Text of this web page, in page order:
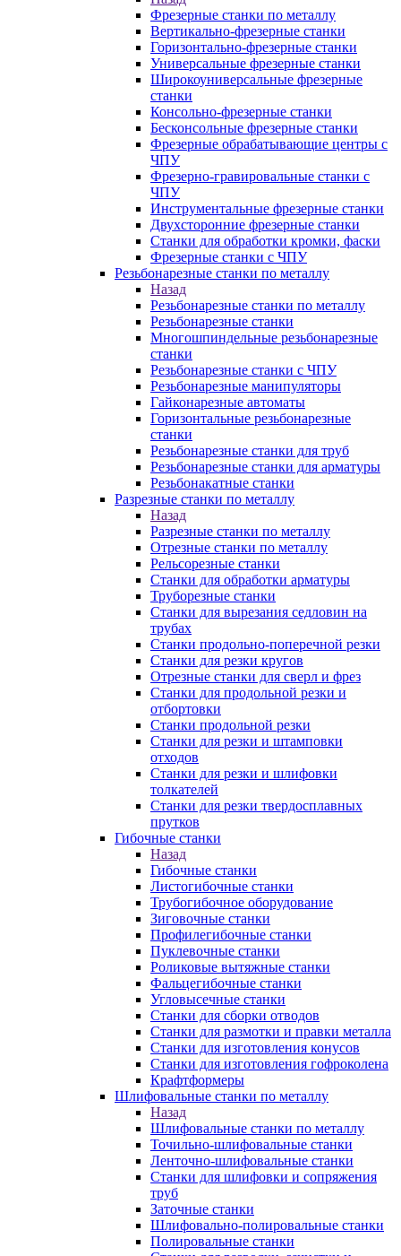
Фрезерные станки по металлу
Вертикально-фрезерные станки
Горизонтально-фрезерные станки
Универсальные фрезерные станки
Широкоуниверсальные фрезерные
станки
Консольно-фрезерные станки
Бесконсольные фрезерные станки
Фрезерные обрабатывающие центры с
ЧПУ
Фрезерно-гравировальные станки с
ЧПУ
Инструментальные фрезерные станки
Двухсторонние фрезерные станки
Станки для обработки кромки, фаски
Фрезерные станки с ЧПУ
Резьбонарезные станки по металлу
Назад
Резьбонарезные станки по металлу
Резьбонарезные станки
Многошпиндельные резьбонарезные
станки
Резьбонарезные станки с ЧПУ
Резьбонарезные манипуляторы
Гайконарезные автоматы
Горизонтальные резьбонарезные
станки
Резьбонарезные станки для труб
Резьбонарезные станки для арматуры
Резьбонакатные станки
Разрезные станки по металлу
Назад
Разрезные станки по металлу
Отрезные станки по металлу
Рельсорезные станки
Станки для обработки арматуры
Труборезные станки
Станки для вырезания седловин на
трубаx
Станки продольно-поперечной резки
Станки для резки кругов
Отрезные станки для сверл и фрез
Станки для продольной резки и
отбортовки
Станки продольной резки
Станки для резки и штамповки
отходов
Станки для резки и шлифовки
толкателей
Станки для резки твердосплавных
прутков
Гибочные станки
Назад
Гибочные станки
Листогибочные станки
Трубогибочное оборудование
Зиговочные станки
Профилегибочные станки
Пуклевочные станки
Роликовые вытяжные станки
Фальцегибочные станки
Угловысечные станки
Станки для сборки отводов
Станки для размотки и правки металла
Станки для изготовления конусов
Станки для изготовления гофроколена
Крафтформеры
Шлифовальные станки по металлу
Назад
Шлифовальные станки по металлу
Точильно-шлифовальные станки
Ленточно-шлифовальные станки
Станки для шлифовки и сопряжения
труб
Заточные станки
Шлифовально-полировальные станки
Полировальные станки